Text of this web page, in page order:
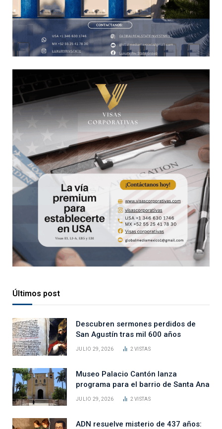
Últimos post
Descubren sermones perdidos de
San Agustín tras mil 600 años
JULIO 29, 2026 2VISTAS
Museo Palacio Cantón lanza
programa para el barrio de Santa Ana
JULIO 29, 2026 2VISTAS
ADN resuelve misterio de 437 años: